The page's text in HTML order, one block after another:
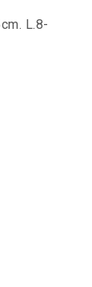
L.8-